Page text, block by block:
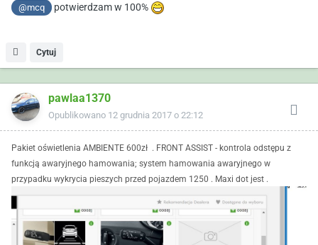
@mcq potwierdzam w 100%
Cytuj
pawlaa1370
Opublikowano 12 grudnia 2017 o 22:12
Pakiet oświetlenia AMBIENTE 600zł . FRONT ASSIST - kontrola odstępu z
funkcją awaryjnego hamowania; system hamowania awaryjnego w
przypadku wykrycia pieszych przed pojazdem 1250 . Maxi dot jest .